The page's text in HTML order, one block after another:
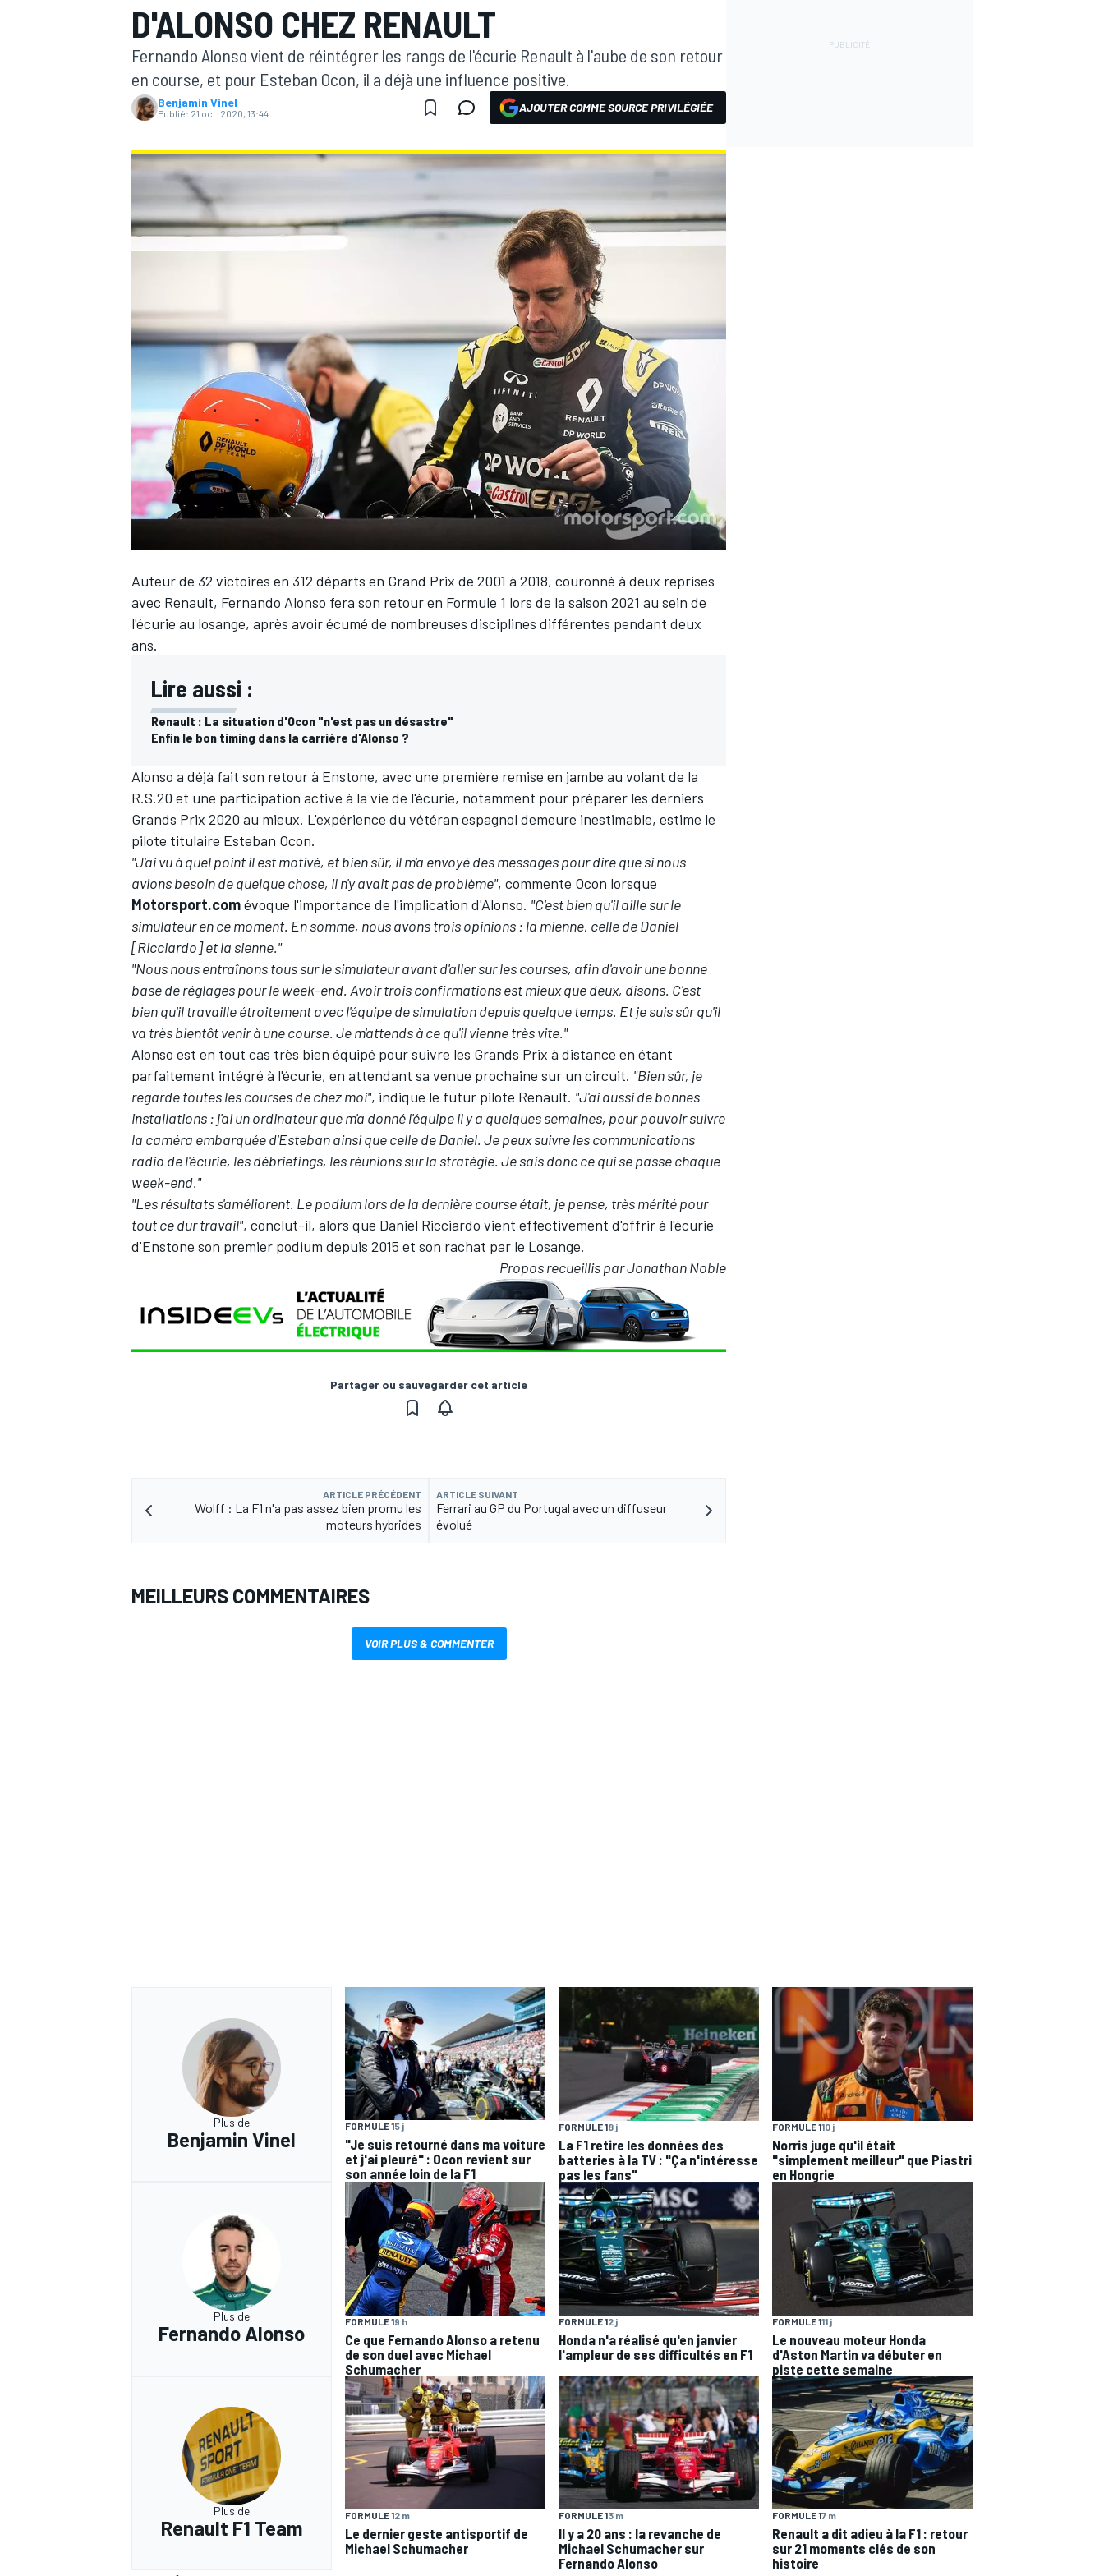
D'ALONSO CHEZ RENAULT
Fernando Alonso vient de réintégrer les rangs de l'écurie Renault à l'aube de son retour
en course, et pour Esteban Ocon, il a déjà une influence positive.
Benjamin Vinel
Publié: 21 oct. 2020, 13:44 AJOUTER COMME SOURCE PRIVILÉGIÉE
Auteur de 32 victoires en 312 départs en Grand Prix de 2001 à 2018, couronné à deux reprises
avec Renault, Fernando Alonso fera son retour en Formule 1 lors de la saison 2021 au sein de
l'écurie au losange, après avoir écumé de nombreuses disciplines différentes pendant deux
ans.
Lire aussi :
Renault : La situation d'Ocon "n'est pas un désastre"
Enfin le bon timing dans la carrière d'Alonso ?
Alonso a déjà fait son retour à Enstone, avec une première remise en jambe au volant de la
R.S.20 et une participation active à la vie de l'écurie, notamment pour préparer les derniers
Grands Prix 2020 au mieux. L'expérience du vétéran espagnol demeure inestimable, estime le
pilote titulaire Esteban Ocon.
"J'ai vu à quel point il est motivé, et bien sûr, il m'a envoyé des messages pour dire que si nous
avions besoin de quelque chose, il n'y avait pas de problème", commente Ocon lorsque
Motorsport.comévoque l'importance de l'implication d'Alonso. "C'est bien qu'il aille sur le
simulateur en ce moment. En somme, nous avons trois opinions : la mienne, celle de Daniel
[Ricciardo] et la sienne."
"Nous nous entraînons tous sur le simulateur avant d'aller sur les courses, afin d'avoir une bonne
base de réglages pour le week-end. Avoir trois confirmations est mieux que deux, disons. C'est
bien qu'il travaille étroitement avec l'équipe de simulation depuis quelque temps. Et je suis sûr qu'il
va très bientôt venir à une course. Je m'attends à ce qu'il vienne très vite."
Alonso est en tout cas très bien équipé pour suivre les Grands Prix à distance en étant
parfaitement intégré à l'écurie, en attendant sa venue prochaine sur un circuit. "Bien sûr, je
regarde toutes les courses de chez moi", indique le futur pilote Renault. "J'ai aussi de bonnes
installations : j'ai un ordinateur que m'a donné l'équipe il y a quelques semaines, pour pouvoir suivre
la caméra embarquée d'Esteban ainsi que celle de Daniel. Je peux suivre les communications
radio de l'écurie, les débriefings, les réunions sur la stratégie. Je sais donc ce qui se passe chaque
week-end."
"Les résultats s'améliorent. Le podium lors de la dernière course était, je pense, très mérité pour
tout ce dur travail", conclut-il, alors que Daniel Ricciardo vient effectivement d'offrir à l'écurie
d'Enstone son premier podium depuis 2015 et son rachat par le Losange.
Propos recueillis par Jonathan Noble
Partager ou sauvegarder cet article
ARTICLE PRÉCÉDENT
Wolff : La F1 n'a pas assez bien promu les
moteurs hybrides
ARTICLE SUIVANT
Ferrari au GP du Portugal avec un diffuseur
évolué
MEILLEURS COMMENTAIRES
VOIR PLUS & COMMENTER
Plus de
Benjamin Vinel
FORMULE 15 j
"Je suis retourné dans ma voiture
et j'ai pleuré" : Ocon revient sur
son année loin de la F1
FORMULE 18 j
La F1 retire les données des
batteries à la TV : "Ça n'intéresse
pas les fans"
FORMULE 110 j
Norris juge qu'il était
"simplement meilleur" que Piastri
en Hongrie
Plus de
Fernando Alonso
FORMULE 19 h
Ce que Fernando Alonso a retenu
de son duel avec Michael
Schumacher
FORMULE 12 j
Honda n'a réalisé qu'en janvier
l'ampleur de ses difficultés en F1
FORMULE 111 j
Le nouveau moteur Honda
d'Aston Martin va débuter en
piste cette semaine
Plus de
Renault F1 Team
FORMULE 12 m
Le dernier geste antisportif de
Michael Schumacher
FORMULE 13 m
Il y a 20 ans : la revanche de
Michael Schumacher sur
Fernando Alonso
FORMULE 17 m
Renault a dit adieu à la F1 : retour
sur 21 moments clés de son
histoire